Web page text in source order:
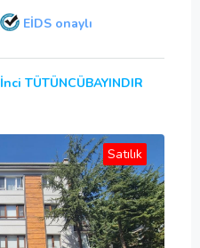
EİDS onaylı
İnci TÜTÜNCÜBAYINDIR
Satılık